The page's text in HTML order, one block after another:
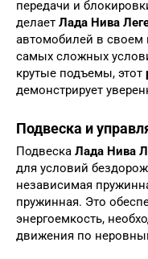
передачи и
делает Лада Нива
автомобилей в своем
самых сложных
крутые подъемы, этот
демонстрирует
Подвеска и
Подвеска Лада Нива
для условий
независимая
пружинная. Это
энергоемкость,
движения по